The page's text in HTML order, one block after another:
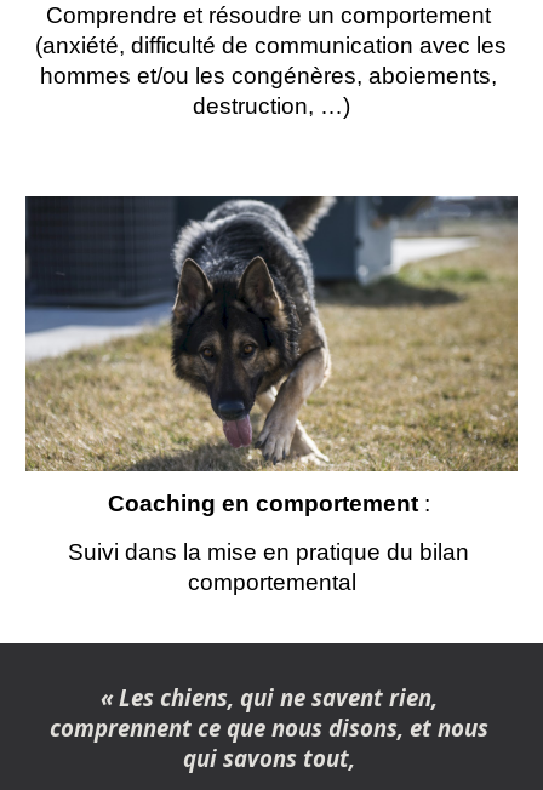
Comprendre et résoudre un comportement
(anxiété, difficulté de communication avec les
hommes et/ou les congénères, aboiements,
destruction, …)
Coaching en comportement :
Suivi dans la mise en pratique du bilan
comportemental
« Les chiens, qui ne savent rien,
comprennent ce que nous disons, et nous
qui savons tout,